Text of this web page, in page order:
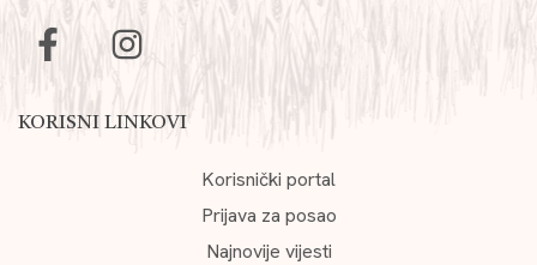
KORISNI LINKOVI
Korisnički portal
Prijava za posao
Najnovije vijesti